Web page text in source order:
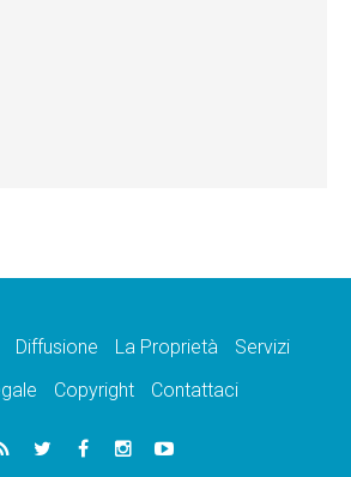
Diffusione La Proprietà
Servizi
Copyright Contattaci